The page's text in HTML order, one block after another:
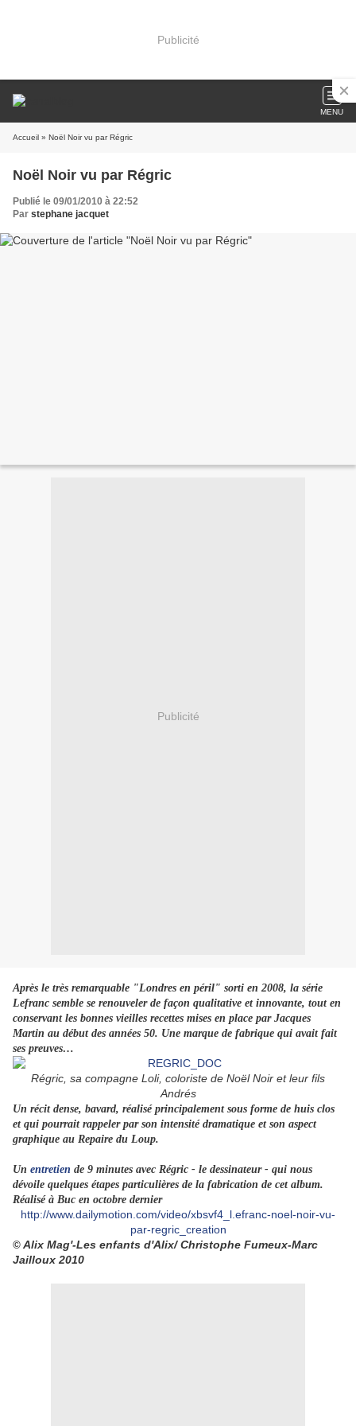
Publicité
MENU
Accueil » Noël Noir vu par Régric
Noël Noir vu par Régric
Publié le 09/01/2010 à 22:52
Par stephane jacquet
Publicité
Après le très remarquable "Londres en péril" sorti en 2008, la série
Lefranc semble se renouveler de façon qualitative et innovante, tout en
conservant les bonnes vieilles recettes mises en place par Jacques
Martin au début des années 50. Une marque de fabrique qui avait fait
ses preuves…
Régric, sa compagne Loli, coloriste de Noël Noir et leur fils
Andrés
Un récit dense, bavard, réalisé principalement sous forme de huis clos
et qui pourrait rappeler par son intensité dramatique et son aspect
graphique au Repaire du Loup.
Un entretien de 9 minutes avec Régric - le dessinateur - qui nous
dévoile quelques étapes particulières de la fabrication de cet album.
Réalisé à Buc en octobre dernier
http://www.dailymotion.com/video/xbsvf4_l.efranc-noel-noir-vu-
par-regric_creation
© Alix Mag'-Les enfants d'Alix/ Christophe Fumeux-Marc
Jailloux 2010